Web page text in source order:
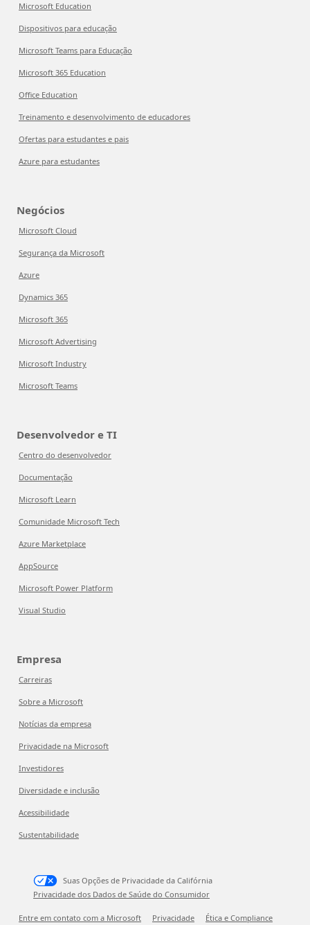
Microsoft Education
Dispositivos para educação
Microsoft Teams para Educação
Microsoft 365 Education
Office Education
Treinamento e desenvolvimento de educadores
Ofertas para estudantes e pais
Azure para estudantes
Negócios
Microsoft Cloud
Segurança da Microsoft
Azure
Dynamics 365
Microsoft 365
Microsoft Advertising
Microsoft Industry
Microsoft Teams
Desenvolvedor e TI
Centro do desenvolvedor
Documentação
Microsoft Learn
Comunidade Microsoft Tech
Azure Marketplace
AppSource
Microsoft Power Platform
Visual Studio
Empresa
Carreiras
Sobre a Microsoft
Notícias da empresa
Privacidade na Microsoft
Investidores
Diversidade e inclusão
Acessibilidade
Sustentabilidade
Suas Opções de Privacidade da Califórnia
Privacidade dos Dados de Saúde do Consumidor
Entre em contato com a Microsoft Privacidade Ética e Compliance